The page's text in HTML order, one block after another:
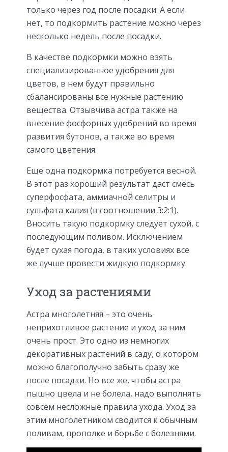
только через год после посадки. А если
нет, то подкормить растение можно через
несколько недель после посадки.
В качестве подкормки можно взять
специализированное удобрения для
цветов, в нем будут правильно
сбалансированы все нужные растению
вещества. Отзывчива астра также на
внесение фосфорных удобрений во время
развития бутонов, а также во время
самого цветения.
Еще одна подкормка потребуется весной.
В этот раз хороший результат даст смесь
суперфосфата, аммиачной селитры и
сульфата калия (в соотношении 3:2:1).
Вносить такую подкормку следует сухой, с
последующим поливом. Исключением
будет сухая погода, в таких условиях все
же лучше провести жидкую подкормку.
Уход за растениями
Астра многолетняя – это очень
неприхотливое растение и уход за ним
очень прост. Это одно из немногих
декоративных растений в саду, о котором
можно благополучно забыть сразу же
после посадки. Но все же, чтобы астра
пышно цвела и не болела, надо выполнять
совсем несложные правила ухода. Уход за
этим многолетником сводится к обычным
поливам, прополке и борьбе с болезнями.